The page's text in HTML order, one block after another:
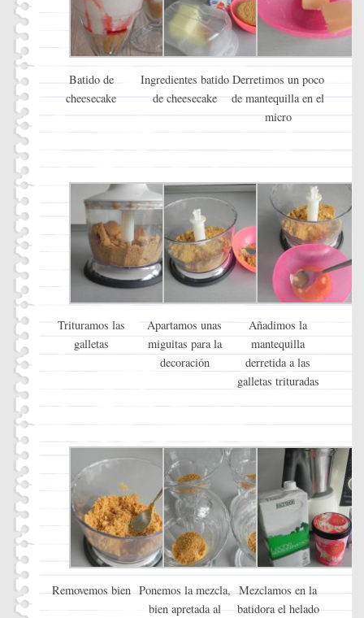
Batido de
cheesecake
Ingredientes batido
de cheesecake
Derretimos un poco
de mantequilla en el
micro
Trituramos las
galletas
Apartamos unas
miguitas para la
decoración
Añadimos la
mantequilla
derretida a las
galletas trituradas
Removemos bien Ponemos la mezcla,
bien apretada al
Mezclamos en la
batidora el helado